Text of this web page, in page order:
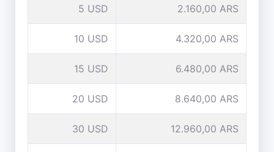
5 USD 2.160,00 ARS
10 USD 4.320,00 ARS
15 USD 6.480,00 ARS
20 USD 8.640,00 ARS
30 USD 12.960,00 ARS